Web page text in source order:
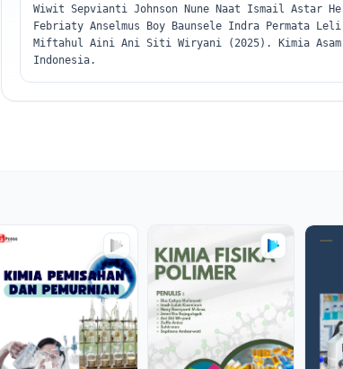
Wiwit Sepvianti Johnson Nune Naat Ismail Astar
Febriaty Anselmus Boy Baunsele Indra Permata
Miftahul Aini Ani Siti Wiryani (2025). Kimia
Indonesia.